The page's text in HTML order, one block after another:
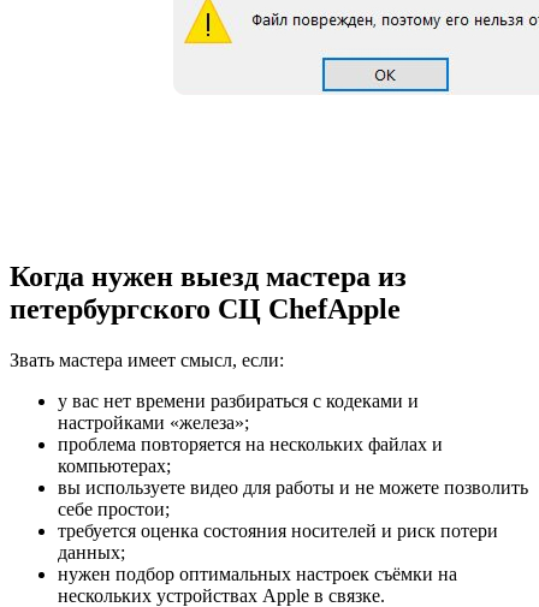
Когда нужен выезд мастера из
петербургского СЦ ChefApple
Звать мастера имеет смысл, если:
у вас нет времени разбираться с кодеками и
настройками «железа»;
проблема повторяется на нескольких файлах и
компьютерах;
вы используете видео для работы и не можете позволить
себе простои;
требуется оценка состояния носителей и риск потери
данных;
нужен подбор оптимальных настроек съёмки на
нескольких устройствах Apple в связке.